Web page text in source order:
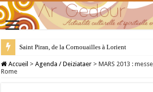
Saint Piran, de la Cornouailles à Lorient
28 juillet : Saint Samson de Dol, père de la
Accueil > Agenda / Deiziataer > MARS 2013 :
Rome